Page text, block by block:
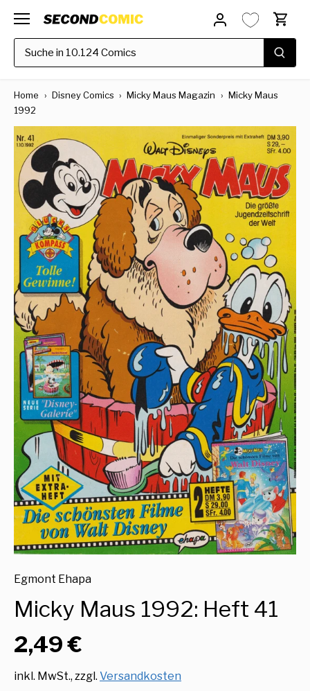
zum
Inhalt
Home › Disney Comics › Micky Maus Magazin › Micky Maus
1992
Egmont Ehapa
Micky Maus 1992: Heft 41
2,49 €
inkl. MwSt., zzgl. Versandkosten